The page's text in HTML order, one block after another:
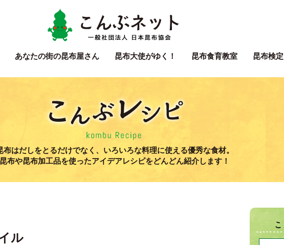
あなたの街の昆布屋さん 昆布大使がゆく！ 昆布食育教室 昆布検定
こんぶレシピ
布はだしをとるだけでなく、いろいろな料理に使える優秀な食材。
昆布や昆布加工品を使ったアイデアレシピをどんどん紹介します！
ル